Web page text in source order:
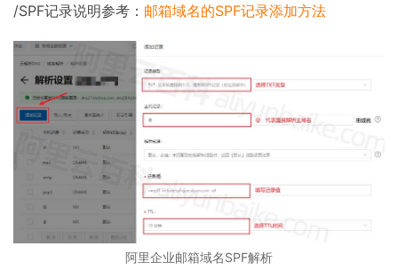
/SPF记录说明参考： 邮箱域名的SPF记录添加方法
阿里企业邮箱域名SPF解析